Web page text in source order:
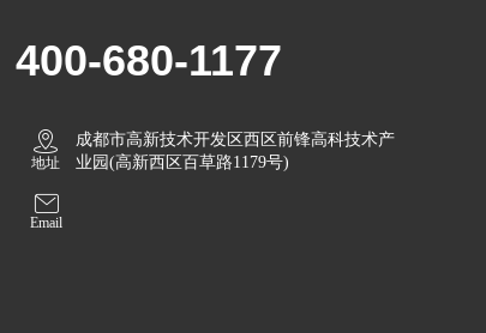
400-680-1177
地址
成都市高新技术开发区西区前锋高科技术产
业园(高新西区百草路1179号)
Email